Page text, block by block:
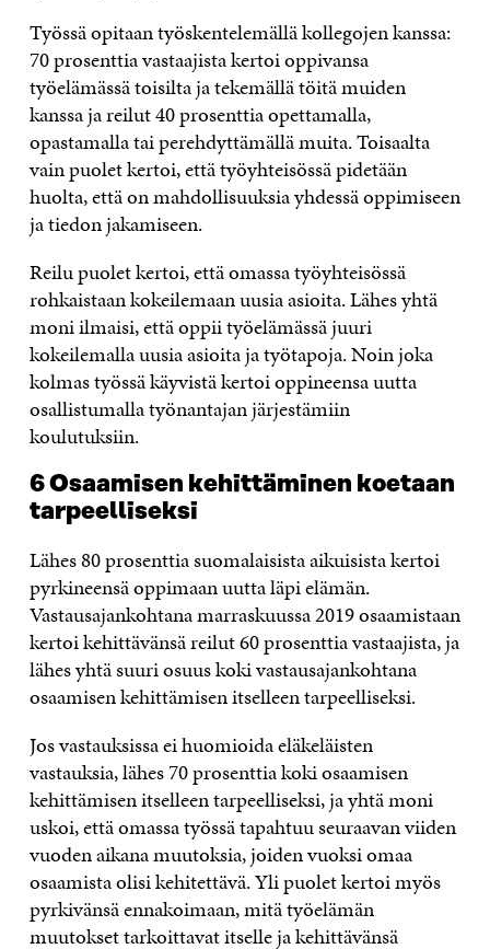
Työssä opitaan työskentelemällä kollegojen kanssa:
70 prosenttia vastaajista kertoi oppivansa
työelämässä toisilta ja tekemällä töitä muiden
kanssa ja reilut 40 prosenttia opettamalla,
opastamalla tai perehdyttämällä muita. Toisaalta
vain puolet kertoi, että työyhteisössä pidetään
huolta, että on mahdollisuuksia yhdessä oppimiseen
ja tiedon jakamiseen.
Reilu puolet kertoi, että omassa työyhteisössä
rohkaistaan kokeilemaan uusia asioita. Lähes yhtä
moni ilmaisi, että oppii työelämässä juuri
kokeilemalla uusia asioita ja työtapoja. Noin joka
kolmas työssä käyvistä kertoi oppineensa uutta
osallistumalla työnantajan järjestämiin
koulutuksiin.
6 Osaamisen kehittäminen koetaan
tarpeelliseksi
Lähes 80 prosenttia suomalaisista aikuisista kertoi
pyrkineensä oppimaan uutta läpi elämän.
Vastausajankohtana marraskuussa 2019 osaamistaan
kertoi kehittävänsä reilut 60 prosenttia vastaajista, ja
lähes yhtä suuri osuus koki vastausajankohtana
osaamisen kehittämisen itselleen tarpeelliseksi.
Jos vastauksissa ei huomioida eläkeläisten
vastauksia, lähes 70 prosenttia koki osaamisen
kehittämisen itselleen tarpeelliseksi, ja yhtä moni
uskoi, että omassa työssä tapahtuu seuraavan viiden
vuoden aikana muutoksia, joiden vuoksi omaa
osaamista olisi kehitettävä. Yli puolet kertoi myös
pyrkivänsä ennakoimaan, mitä työelämän
muutokset tarkoittavat itselle ja kehittävänsä